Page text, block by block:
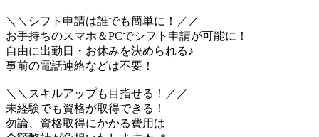
＼＼シフト申請は誰でも簡単に！／／
お手持ちのスマホ＆PCでシフト申請が可能に！
自由に出勤日・お休みを決められる♪
事前の電話連絡などは不要！
＼＼スキルアップも目指せる！／／
未経験でも資格が取得できる！
勿論、資格取得にかかる費用は